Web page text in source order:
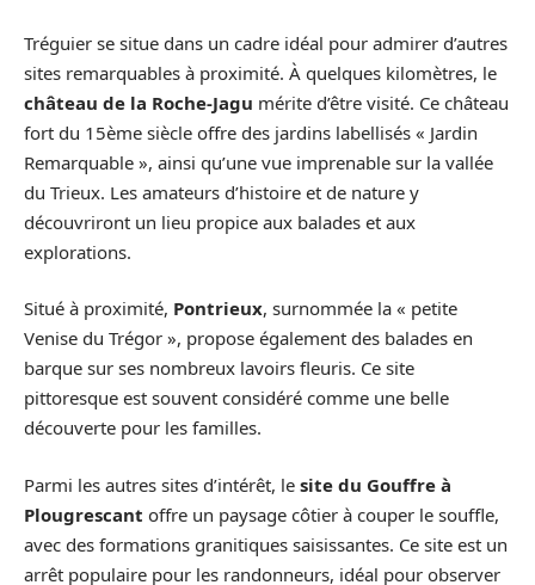
Tréguier se situe dans un cadre idéal pour admirer d’autres
sites remarquables à proximité. À quelques kilomètres, le
château de la Roche-Jagu mérite d’être visité. Ce château
fort du 15ème siècle offre des jardins labellisés « Jardin
Remarquable », ainsi qu’une vue imprenable sur la vallée
du Trieux. Les amateurs d’histoire et de nature y
découvriront un lieu propice aux balades et aux
explorations.
Situé à proximité, Pontrieux, surnommée la « petite
Venise du Trégor », propose également des balades en
barque sur ses nombreux lavoirs fleuris. Ce site
pittoresque est souvent considéré comme une belle
découverte pour les familles.
Parmi les autres sites d’intérêt, le site du Gouffre à
Plougrescant offre un paysage côtier à couper le souffle,
avec des formations granitiques saisissantes. Ce site est un
arrêt populaire pour les randonneurs, idéal pour observer